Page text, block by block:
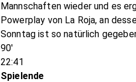
Mannschaften wieder und es
Powerplay von La Roja, an
Sonntag ist so natürlich
90'
22:41
Spielende